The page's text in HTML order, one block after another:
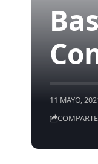
11 MAYO,
COMPARTE